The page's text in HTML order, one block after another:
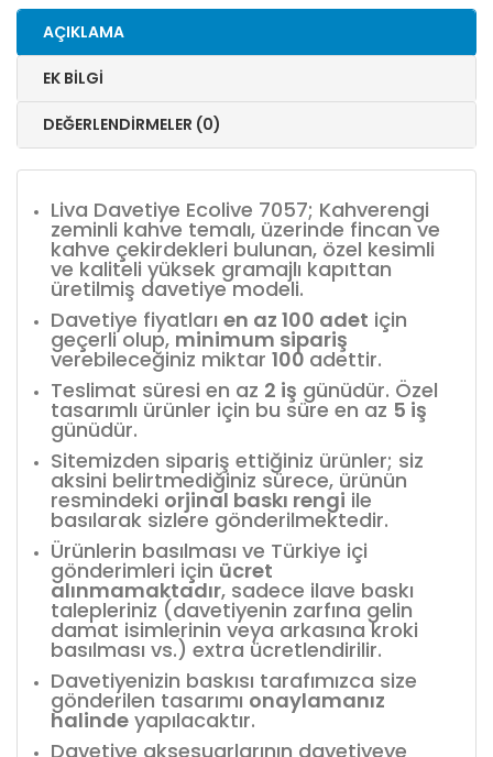
AÇIKLAMA
EK BILGI
DEĞERLENDIRMELER (0)
Liva Davetiye Ecolive 7057; Kahverengi
zeminli kahve temalı, üzerinde fincan ve
kahve çekirdekleri bulunan, özel kesimli
ve kaliteli yüksek gramajlı kapıttan
üretilmiş davetiye modeli.
Davetiye fiyatları en az 100 adet için
geçerli olup, minimum sipariş
verebileceğiniz miktar 100 adettir.
Teslimat süresi en az 2 iş günüdür. Özel
tasarımlı ürünler için bu süre en az 5 iş
günüdür.
Sitemizden sipariş ettiğiniz ürünler; siz
aksini belirtmediğiniz sürece, ürünün
resmindeki orjinal baskı rengi ile
basılarak sizlere gönderilmektedir.
Ürünlerin basılması ve Türkiye içi
gönderimleri için ücret
alınmamaktadır, sadece ilave baskı
talepleriniz (davetiyenin zarfına gelin
damat isimlerinin veya arkasına kroki
basılması vs.) extra ücretlendirilir.
Davetiyenizin baskısı tarafımızca size
gönderilen tasarımı onaylamanız
halinde yapılacaktır.
Davetiye aksesuarlarının davetiyeye